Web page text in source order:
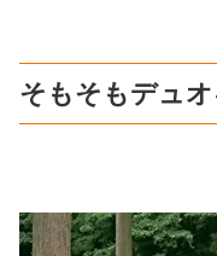
そもそもデュ